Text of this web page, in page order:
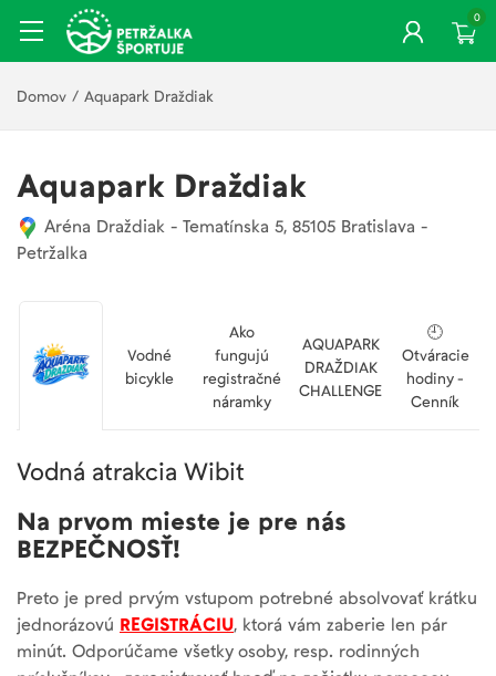
0
Domov / Aquapark Draždiak
Aquapark Draždiak
Aréna Draždiak - Tematínska 5, 85105 Bratislava -
Petržalka
Vodné
bicykle
Ako
fungujú
registračné
náramky
AQUAPARK
DRAŽDIAK
CHALLENGE
🕘
Otváracie
hodiny -
Cenník
Vodná atrakcia Wibit
Na prvom mieste je pre nás
BEZPEČNOSŤ!
Preto je pred prvým vstupom potrebné absolvovať krátku
jednorázovú REGISTRÁCIU, ktorá vám zaberie len pár
minút. Odporúčame všetky osoby, resp. rodinných